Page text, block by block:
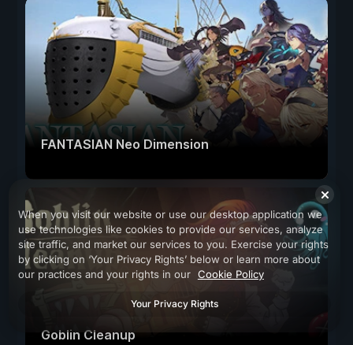
FANTASIAN Neo Dimension
Goblin Cleanup
When you visit our website or use our desktop application we
use technologies like cookies to provide our services, analyze
site traffic, and market our services to you. Exercise your rights
by clicking on ‘Your Privacy Rights’ below or learn more about
our practices and your rights in our Cookie Policy
Your Privacy Rights